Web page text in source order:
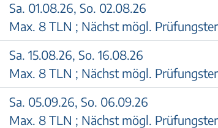
Sa. 01.08.26, So. 02.08.26
Max. 8 TLN ; Nächst mögl.
Sa. 15.08.26, So. 16.08.26
Max. 8 TLN ; Nächst mögl.
Sa. 05.09.26, So. 06.09.26
Max. 8 TLN ; Nächst mögl.